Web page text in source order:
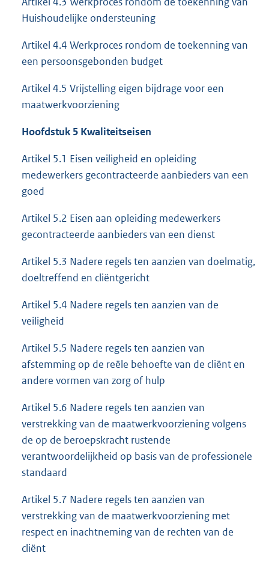
Huishoudelijke ondersteuning
Artikel 4.4 Werkproces rondom de toekenning van
een persoonsgebonden budget
Artikel 4.5 Vrijstelling eigen bijdrage voor een
maatwerkvoorziening
Hoofdstuk 5 Kwaliteitseisen
Artikel 5.1 Eisen veiligheid en opleiding
medewerkers gecontracteerde aanbieders van een
goed
Artikel 5.2 Eisen aan opleiding medewerkers
gecontracteerde aanbieders van een dienst
Artikel 5.3 Nadere regels ten aanzien van doelmatig,
doeltreffend en cliëntgericht
Artikel 5.4 Nadere regels ten aanzien van de
veiligheid
Artikel 5.5 Nadere regels ten aanzien van
afstemming op de reële behoefte van de cliënt en
andere vormen van zorg of hulp
Artikel 5.6 Nadere regels ten aanzien van
verstrekking van de maatwerkvoorziening volgens
de op de beroepskracht rustende
verantwoordelijkheid op basis van de professionele
standaard
Artikel 5.7 Nadere regels ten aanzien van
verstrekking van de maatwerkvoorziening met
respect en inachtneming van de rechten van de
cliënt